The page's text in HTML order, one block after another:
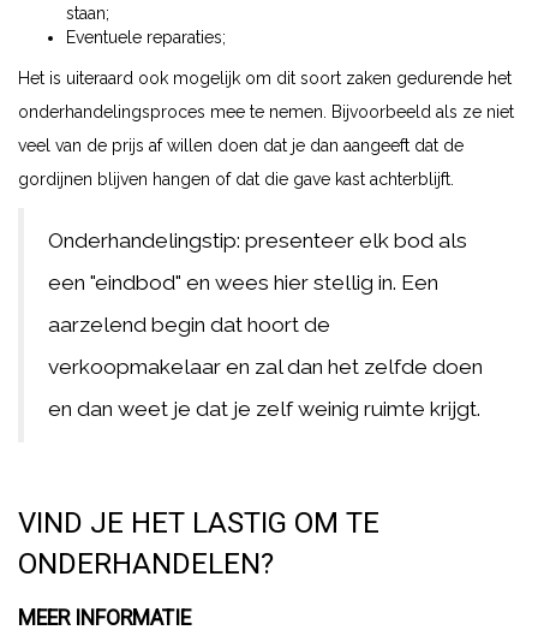
staan;
Eventuele reparaties;
Het is uiteraard ook mogelijk om dit soort zaken gedurende het
onderhandelingsproces mee te nemen. Bijvoorbeeld als ze niet
veel van de prijs af willen doen dat je dan aangeeft dat de
gordijnen blijven hangen of dat die gave kast achterblijft.
Onderhandelingstip: presenteer elk bod als
een "eindbod" en wees hier stellig in. Een
aarzelend begin dat hoort de
verkoopmakelaar en zal dan het zelfde doen
en dan weet je dat je zelf weinig ruimte krijgt.
VIND JE HET LASTIG OM TE
ONDERHANDELEN?
MEER INFORMATIE